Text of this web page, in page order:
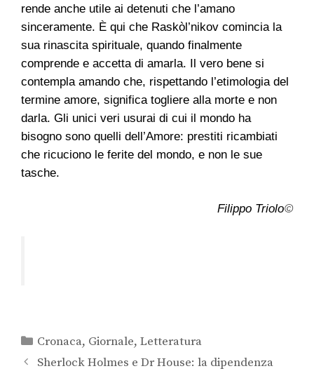
rende anche utile ai detenuti che l’amano
sinceramente. È qui che Raskòl’nikov comincia la
sua rinascita spirituale, quando finalmente
comprende e accetta di amarla. Il vero bene si
contempla amando che, rispettando l’etimologia del
termine amore, significa togliere alla morte e non
darla. Gli unici veri usurai di cui il mondo ha
bisogno sono quelli dell’Amore: prestiti ricambiati
che ricuciono le ferite del mondo, e non le sue
tasche.
Filippo Triolo©
Cronaca, Giornale,Letteratura
Sherlock Holmes e Dr House: la dipendenza